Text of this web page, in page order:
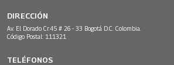
DIRECCIÓN
Av. El Dorado Cr.45 # 26 - 33 Bogotá D.C. Colombia.
Código Postal: 111321
TELÉFONOS